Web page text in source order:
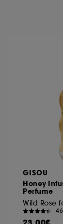
GISOU
Honey
Perfume